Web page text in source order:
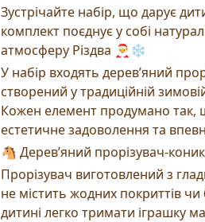
Зустрічайте набір, що дарує
комплект поєднує у собі
атмосферу Різдва 🎅❄️
У набір входять дерев’яний
створений у традиційній
Кожен елемент продумано
естетичне задоволення та
🐴 Дерев’яний прорізувач-коник
Прорізувач виготовлений з
не містить жодних покриттів
дитині легко тримати іграшку